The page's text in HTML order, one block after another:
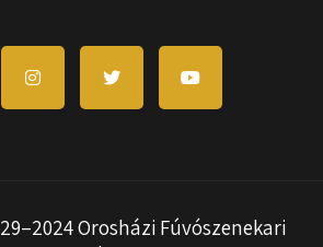
Orosházi Fúvószenekari